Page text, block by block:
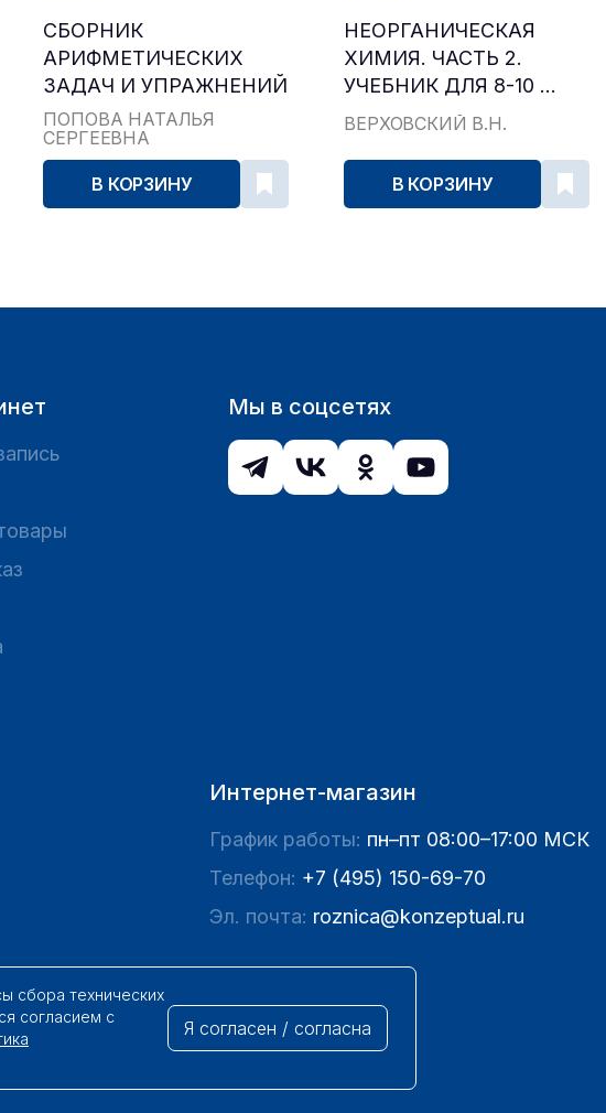
СБОРНИК
АРИФМЕТИЧЕСКИХ
ЗАДАЧ И УПРАЖНЕНИЙ
ДЛЯ НА...
ПОПОВА НАТАЛЬЯ
СЕРГЕЕВНА
В КОРЗИНУ
НЕОРГАНИЧЕСКАЯ
ХИМИЯ. ЧАСТЬ 2.
УЧЕБНИК ДЛЯ 8-10 ...
ВЕРХОВСКИЙ В.Н.
В КОРЗИНУ
Мы в соцсетях
Интернет-магазин
График работы: пн–пт 08:00–17:00 МСК
Телефон: +7 (495) 150-69-70
Эл. почта: roznica@konzeptual.ru
сбора технических
согласием с
Я согласен / согласна